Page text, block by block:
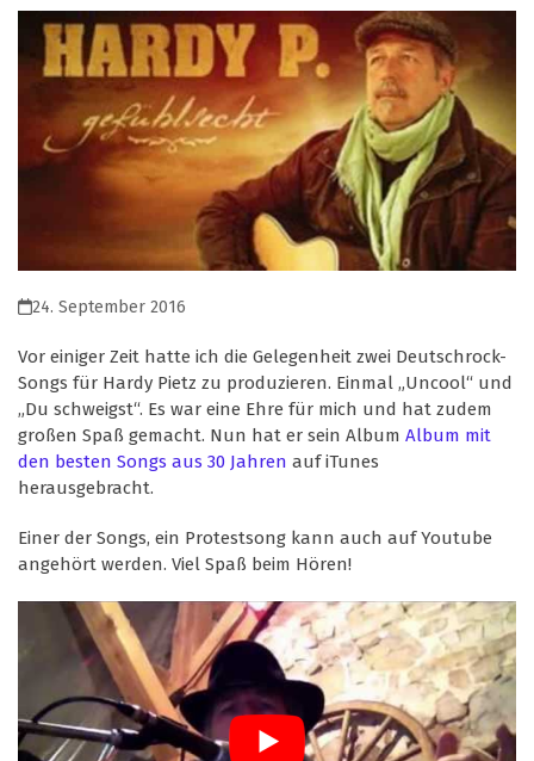
24. September 2016
Vor einiger Zeit hatte ich die Gelegenheit zwei Deutschrock-
Songs für Hardy Pietz zu produzieren. Einmal „Uncool“ und
„Du schweigst“. Es war eine Ehre für mich und hat zudem
großen Spaß gemacht. Nun hat er sein Album Album mit
den besten Songs aus 30 Jahren auf iTunes
herausgebracht.
Einer der Songs, ein Protestsong kann auch auf Youtube
angehört werden. Viel Spaß beim Hören!